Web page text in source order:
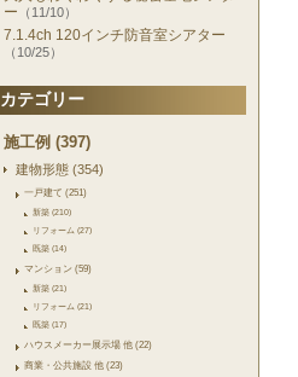
ー （11/10）
7.1.4ch 120インチ防音室シアター
（10/25）
カテゴリー
施工例 (397)
建物形態 (354)
一戸建て (251)
新築 (210)
リフォーム (27)
既築 (14)
マンション (59)
新築 (21)
リフォーム (21)
既築 (17)
ハウスメーカー展示場 他 (22)
商業・公共施設 他 (23)